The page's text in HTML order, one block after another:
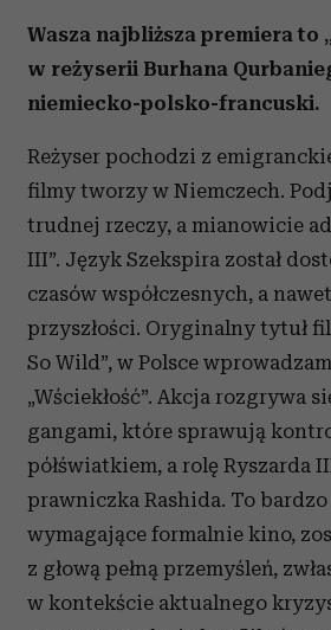
Wasza najbliższa premiera to
w reżyserii Burhana
niemiecko-polsko-francuski.
Reżyser pochodzi z
filmy tworzy w Niemczech.
trudnej rzeczy, a mianowicie
III”. Język Szekspira został
czasów współczesnych, a
przyszłości. Oryginalny tytuł
So Wild”, w Polsce
„Wściekłość”. Akcja rozgrywa
gangami, które sprawują
półświatkiem, a rolę Ryszarda
prawniczka Rashida. To
wymagające formalnie kino,
z głową pełną przemyśleń,
w kontekście aktualnego